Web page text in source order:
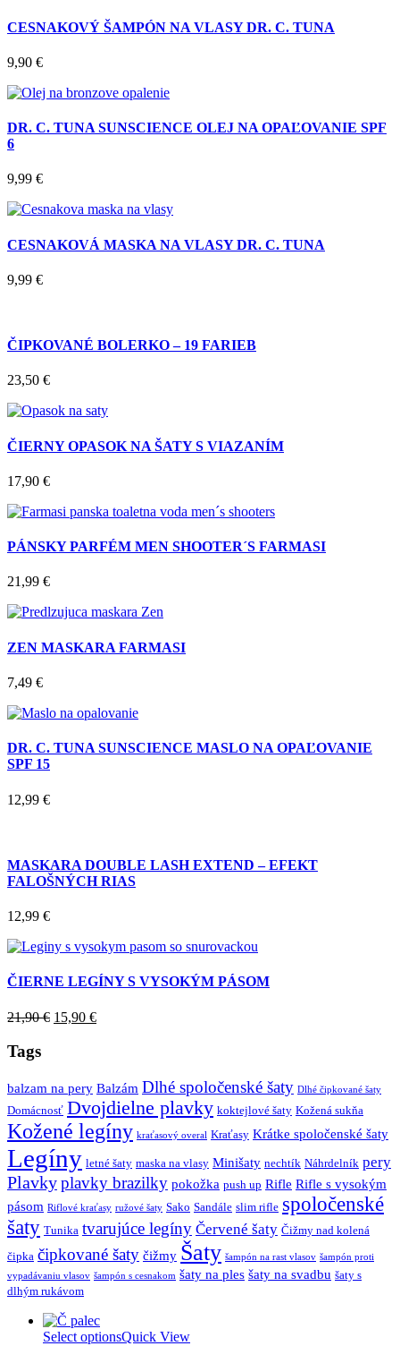
CESNAKOVÝ ŠAMPÓN NA VLASY DR. C. TUNA
9,90 €
DR. C. TUNA SUNSCIENCE OLEJ NA OPAĽOVANIE SPF
6
9,99 €
CESNAKOVÁ MASKA NA VLASY DR. C. TUNA
9,99 €
ČIPKOVANÉ BOLERKO – 19 FARIEB
23,50 €
ČIERNY OPASOK NA ŠATY S VIAZANÍM
17,90 €
PÁNSKY PARFÉM MEN SHOOTER´S FARMASI
21,99 €
ZEN MASKARA FARMASI
7,49 €
DR. C. TUNA SUNSCIENCE MASLO NA OPAĽOVANIE
SPF 15
12,99 €
MASKARA DOUBLE LASH EXTEND – EFEKT
FALOŠNÝCH RIAS
12,99 €
ČIERNE LEGÍNY S VYSOKÝM PÁSOM
21,90€ 15,90 €
Tags
balzam na pery Balzám Dlhé spoločenské šaty Dlhé čipkované šaty
Domácnosť Dvojdielne plavky koktejlové šaty Kožená sukňa
Kožené legíny kraťasový overal Kraťasy Krátke spoločenské šaty
Legíny letné šaty maska na vlasy Minišaty nechtík Náhrdelník pery
Plavky plavky brazilky pokožka push up Rifle Rifle s vysokým
pásom Riflové kraťasy ružové šaty Sako Sandále slim rifle spoločenské
šaty Tunika tvarujúce legíny Červené šaty Čižmy nad kolená
čipka čipkované šaty čižmy Šaty šampón na rast vlasov šampón proti
vypadávaniu vlasov šampón s cesnakom šaty na ples šaty na svadbu šaty s
dlhým rukávom
Select optionsQuick View